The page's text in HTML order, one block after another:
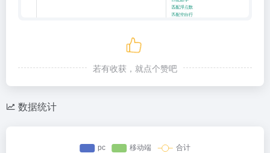
若有收获，就点个赞吧
数据统计